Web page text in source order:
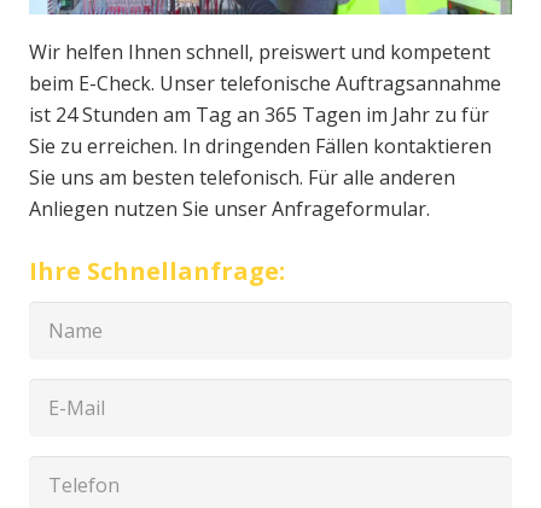
Wir helfen Ihnen schnell, preiswert und kompetent
beim E-Check. Unser telefonische Auftragsannahme
ist 24 Stunden am Tag an 365 Tagen im Jahr zu für
Sie zu erreichen. In dringenden Fällen kontaktieren
Sie uns am besten telefonisch. Für alle anderen
Anliegen nutzen Sie unser Anfrageformular.
Ihre Schnellanfrage: